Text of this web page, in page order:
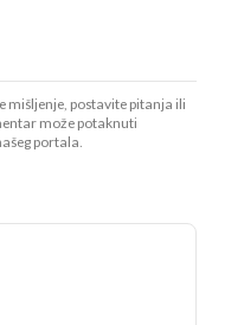
mišljenje, postavite pitanja ili
može potaknuti
portala.